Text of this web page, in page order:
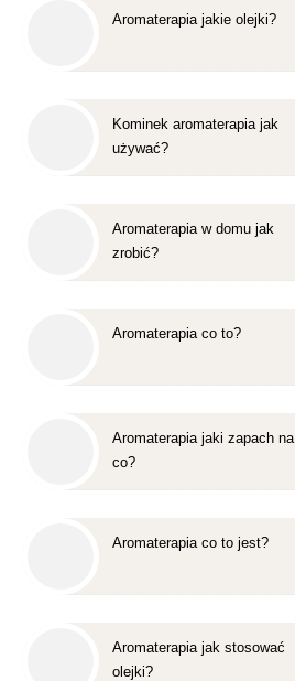
Aromaterapia jakie olejki?
Kominek aromaterapia jak
używać?
Aromaterapia w domu jak
zrobić?
Aromaterapia co to?
Aromaterapia jaki zapach na
co?
Aromaterapia co to jest?
Aromaterapia jak stosować
olejki?